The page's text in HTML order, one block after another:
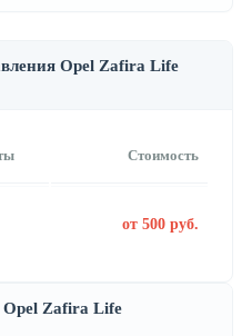
Opel Zafira Life
Стоимость
от 500 руб.
Opel Zafira Life